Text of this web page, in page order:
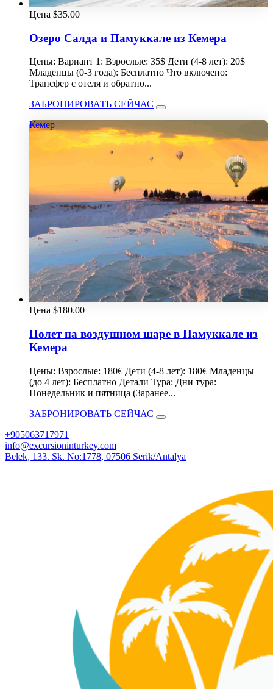
Цена $35.00
Озеро Салда и Памуккале из Кемера
Цены: Вариант 1: Взрослые: 35$ Дети (4-8 лет): 20$
Младенцы (0-3 года): Бесплатно Что включено:
Трансфер с отеля и обратно...
ЗАБРОНИРОВАТЬ СЕЙЧАС
Кемер
Цена $180.00
Полет на воздушном шаре в Памуккале из
Кемера
Цены: Взрослые: 180€ Дети (4-8 лет): 180€ Младенцы
(до 4 лет): Бесплатно Детали Тура: Дни тура:
Понедельник и пятница (Заранее...
ЗАБРОНИРОВАТЬ СЕЙЧАС
+905063717971
info@excursioninturkey.com
Belek, 133. Sk. No:1778, 07506 Serik/Antalya